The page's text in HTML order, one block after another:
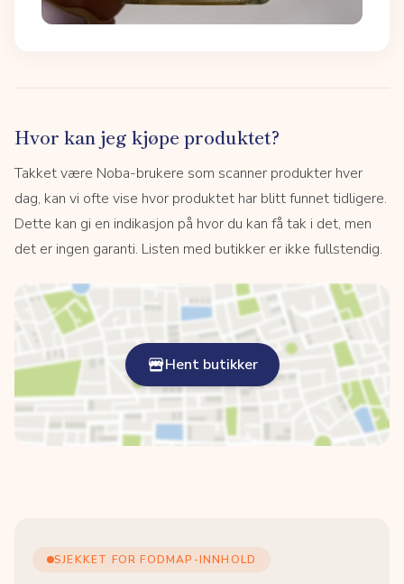
Hvor kan jeg kjøpe produktet?
Takket være Noba-brukere som scanner produkter hver
dag, kan vi ofte vise hvor produktet har blitt funnet tidligere.
Dette kan gi en indikasjon på hvor du kan få tak i det, men
det er ingen garanti. Listen med butikker er ikke fullstendig.
Hent butikker
SJEKKET FOR FODMAP-INNHOLD